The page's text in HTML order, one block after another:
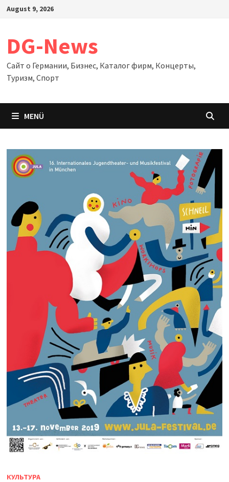
Zum
August 9, 2026
DG-News
Сайт о Германии, Бизнес, Каталог фирм, Концерты,
Туризм, Спорт
MENÜ
КУЛЬТУРА